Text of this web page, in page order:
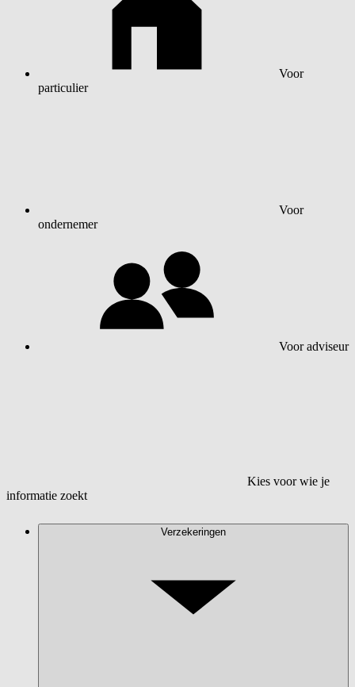
Voor
particulier
Voor
ondernemer
Voor adviseur
Kies voor wie je
informatie zoekt
Verzekeringen